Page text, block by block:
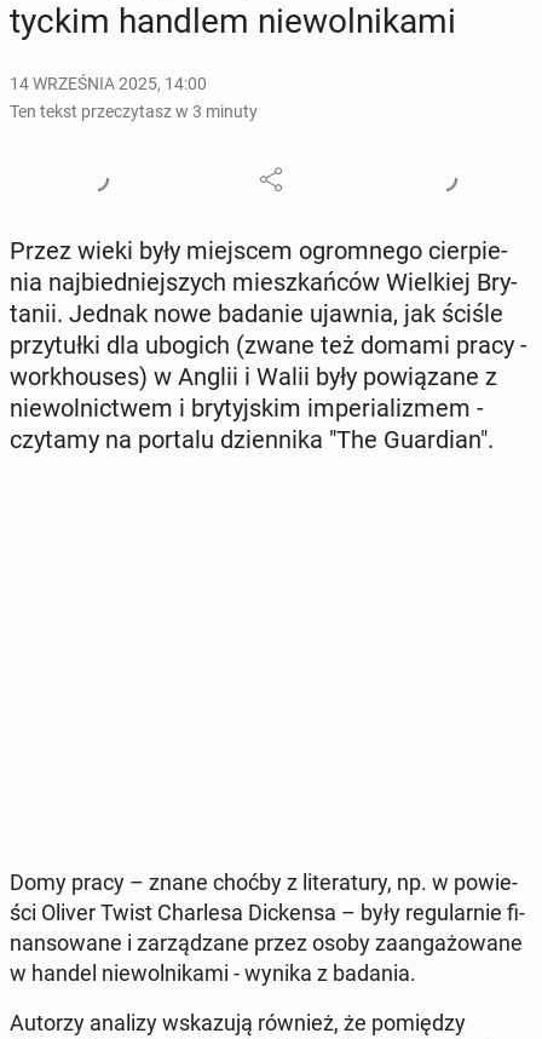
tyc­kim handlem nie­wol­ni­ka­mi
14 WRZEŚNIA 2025, 14:00
Ten tekst przeczytasz w 3 minuty
Przez wieki były miej­scem ogrom­ne­go cier­pie­
nia naj­bied­niej­szych miesz­kań­ców Wiel­kiej Bry­
ta­nii. Jednak nowe badanie ujawnia, jak ściśle
przy­tuł­ki dla ubogich (zwane też domami pracy -
wor­kho­uses) w Anglii i Walii były po­wią­za­ne z
nie­wol­nic­twem i bry­tyj­skim im­pe­ria­li­zmem -
czytamy na portalu dzien­ni­ka "The Gu­ar­dian".
Domy pracy – znane choćby z li­te­ra­tu­ry, np. w po­wie­
ści Oliver Twist Char­le­sa Dic­ken­sa – były re­gu­lar­nie fi­
nan­so­wa­ne i za­rzą­dza­ne przez osoby za­an­ga­żo­wa­ne
w handel nie­wol­ni­ka­mi - wynika z badania.
Autorzy analizy wska­zu­ją również, że po­mię­dzy